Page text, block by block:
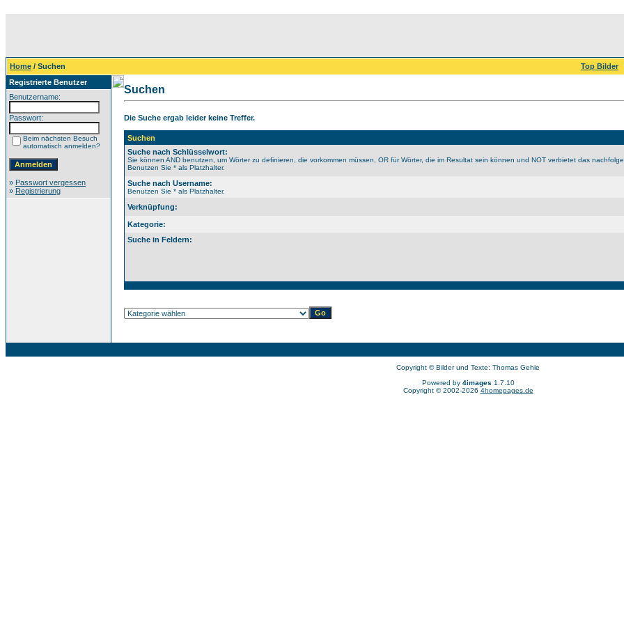
Home / Suchen Top Bilder
Registrierte Benutzer
Benutzername:
Passwort:
Beim nächsten Besuch
automatisch anmelden?
» Passwort vergessen
» Registrierung
Suchen
Die Suche ergab leider keine Treffer.
Suchen
Suche nach Schlüsselwort:
Sie können AND benutzen, um Wörter zu definieren, die vorkommen müssen, OR für Wörter, die im Resultat sein können und NOT verbietet das
Benutzen Sie * als Platzhalter.
Suche nach Username:
Benutzen Sie * als Platzhalter.
Verknüpfung:
Kategorie:
Suche in Feldern:
Copyright © Bilder und Texte: Thomas Gehle
Powered by 4images 1.7.10
Copyright © 2002-2026 4homepages.de